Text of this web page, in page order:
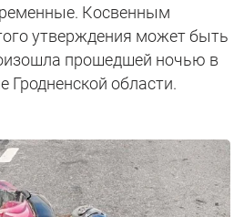
Косвенным
утверждения может быть
прошедшей ночью в
Гродненской области.